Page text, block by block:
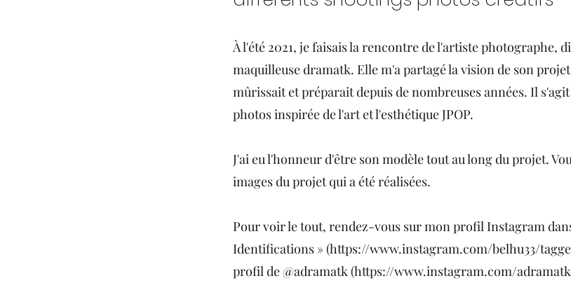
À l'été 2021, je faisais la rencontre de l'artiste photographe,
maquilleuse dramatk. Elle m'a partagé la vision de son
mûrissait et préparait depuis de nombreuses années. Il
photos inspirée de l'art et l'esthétique JPOP.
J'ai eu l'honneur d'être son modèle tout au long du projet.
images du projet qui a été réalisées.
Pour voir le tout, rendez-vous sur mon profil Instagram
Identifications » (https://www.instagram.com/belhu33/
profil de @adramatk (https://www.instagram.com/